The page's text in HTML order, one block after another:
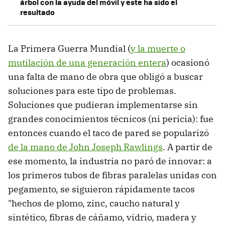
resultado
La Primera Guerra Mundial (y la muerte o
mutilación de una generación entera) ocasionó
una falta de mano de obra que obligó a buscar
soluciones para este tipo de problemas.
Soluciones que pudieran implementarse sin
grandes conocimientos técnicos (ni pericia): fue
entonces cuando el taco de pared se popularizó
de la mano de John Joseph Rawlings. A partir de
ese momento, la industria no paró de innovar: a
los primeros tubos de fibras paralelas unidas con
pegamento, se siguieron rápidamente tacos
"hechos de plomo, zinc, caucho natural y
sintético, fibras de cáñamo, vidrio, madera y